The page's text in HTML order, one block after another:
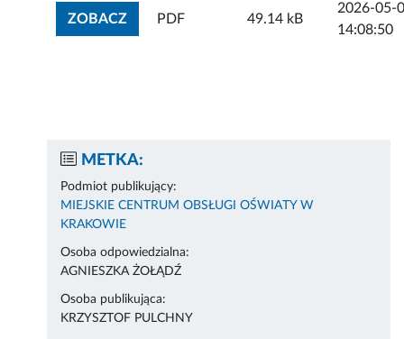
ZOBACZZOBACZ ZAŁĄCZNIK
PDF 49.14 kB
2026-05-
14:08:50
METKA:
Podmiot publikujący:
MIEJSKIE CENTRUM OBSŁUGI OŚWIATY W
KRAKOWIE
Osoba odpowiedzialna:
AGNIESZKA ŻOŁĄDŹ
Osoba publikująca:
KRZYSZTOF PULCHNY